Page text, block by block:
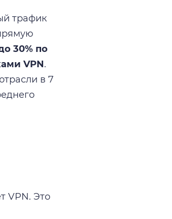
трафик
30% по
VPN.
в 7
VPN. Это